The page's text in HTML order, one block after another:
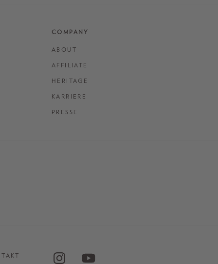
COMPANY
ABOUT
AFFILIATE
HERITAGE
KARRIERE
PRESSE